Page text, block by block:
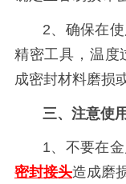
2、确保在
精密工具，温度
成密封材料磨损
三、注意使
1、不要在
密封接头造成磨